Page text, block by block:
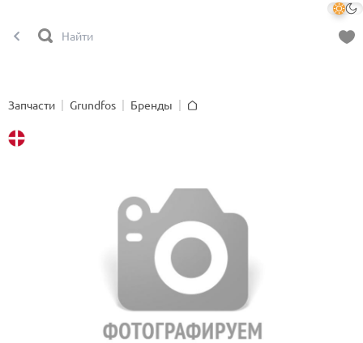
Запчасти Grundfos
Бренды